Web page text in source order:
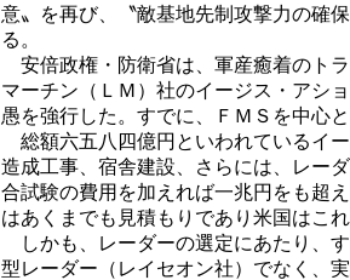
意〟を再び、〝敵基地先制攻撃力の確
る。
安倍政権・防衛省は、軍産癒着のト
マーチン（ＬＭ）社のイージス・アシ
愚を強行した。すでに、ＦＭＳを中心
総額六五八四億円といわれているイ
造成工事、宿舎建設、さらには、レー
合試験の費用を加えれば一兆円をも超
はあくまでも見積もりであり米国はこ
しかも、レーダーの選定にあたり、
型レーダー（レイセオン社）でなく、